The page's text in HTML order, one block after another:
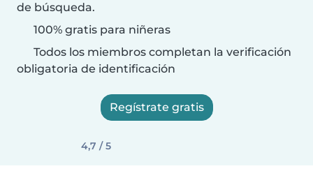
de búsqueda.
100% gratis para niñeras
Todos los miembros completan la verificación
obligatoria de identificación
Regístrate gratis
4,7 / 5